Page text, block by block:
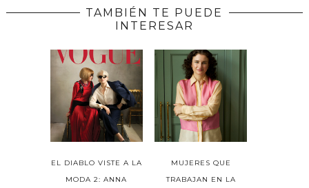
TAMBIÉN TE PUEDE
INTERESAR
EL DIABLO VISTE A LA
MODA 2: ANNA
MUJERES QUE
TRABAJAN EN LA